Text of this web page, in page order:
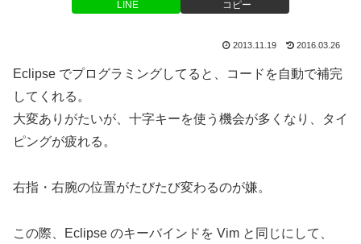
LINE コピー
2013.11.19 2016.03.26
Eclipse でプログラミングしてると、コードを自動で補完
してくれる。
大変ありがたいが、十字キーを使う機会が多くなり、タイ
ピングが疲れる。
右指・右腕の位置がたびたび変わるのが嫌。
この際、Eclipse のキーバインドを Vim と同じにして、